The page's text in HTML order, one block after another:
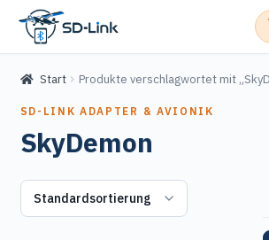
Zur
Navigation
springen
Zum
Inhalt
springen
Start Produkte verschlagwortet mit
SD-LINK ADAPTER & AVIONIK
SkyDemon